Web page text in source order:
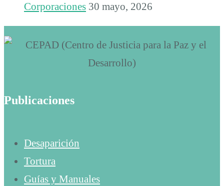
Corporaciones 30 mayo, 2026
Publicaciones
Desaparición
Tortura
Guías y Manuales